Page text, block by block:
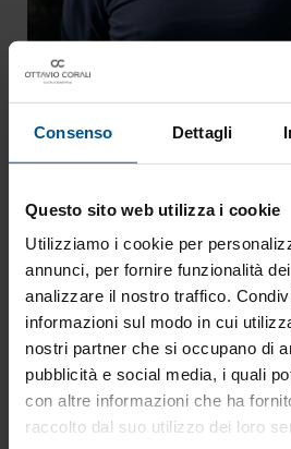
Consenso Dettagli
Questo sito web utilizza i cookie
Utilizziamo i cookie per
annunci, per fornire funzionalità
analizzare il nostro traffico.
informazioni sul modo in cui
nostri partner che si occupano di
pubblicità e social media, i quali
con altre informazioni che ha
raccolto dal suo utilizzo dei loro
Visione, equilibrio e